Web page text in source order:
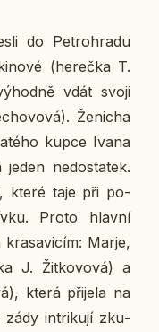
do Pe­t­ro­hra­du
(he­reč­ka T.
vdát svoji
Že­ni­cha
kupce Ivana
ne­do­sta­tek.
které taje při po­
Proto hlavní
Marje,
J. Žit­ko­vo­vá) a
která při­je­la na
zády in­tri­ku­jí zku­